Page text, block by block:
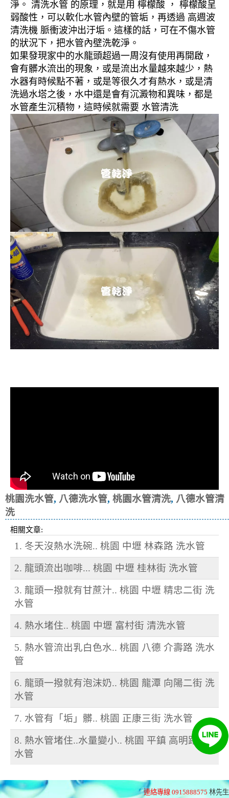
淨。 清洗水管 的原理，就是用 檸檬酸 ， 檸檬酸呈
弱酸性，可以軟化水管內壁的管垢，再透過 高週波
清洗機 脈衝波沖出汙垢。這樣的話，可在不傷水管
的狀況下，把水管內壁洗乾淨。
如果發現家中的水龍頭超過一周沒有使用再開啟，
會有髒水流出的現象，或是流出水量越來越少，熱
水器有時候點不著，或是等很久才有熱水，或是清
洗過水塔之後，水中還是會有沉澱物和異味，都是
水管產生沉積物，這時候就需要 水管清洗
桃園洗水管, 八德洗水管, 桃園水管清洗, 八德水管清
洗
相關文章:
1. 冬天沒熱水洗碗.. 桃園 中壢 林森路 洗水管
2. 龍頭流出咖啡... 桃園 中壢 桂林街 洗水管
3. 龍頭一撥就有甘蔗汁.. 桃園 中壢 精忠二街 洗
水管
4. 熱水堵住.. 桃園 中壢 富村街 清洗水管
5. 熱水管流出乳白色水.. 桃園 八德 介壽路 洗水
管
6. 龍頭一撥就有泡沫奶.. 桃園 龍潭 向陽二街 洗
水管
7. 水管有「垢」髒.. 桃園 正康三街 洗水管
8. 熱水管堵住..水量變小.. 桃園 平鎮 高明路 洗
水管
連絡專線 0915888575 林先生